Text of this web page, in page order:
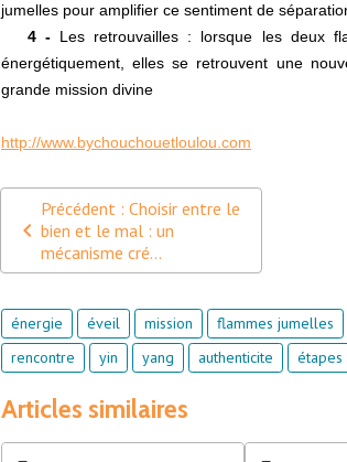
jumelles pour amplifier ce sentiment de
4 - Les retrouvailles : lorsque les deux
énergétiquement, elles se retrouvent une
grande mission divine
http://www.bychouchouetloulou.com
Précédent : Choisir entre le
bien et le mal : un
mécanisme cré...
énergie éveil mission flammes jumelles
rencontre
yin yang authenticite étapes
Articles similaires